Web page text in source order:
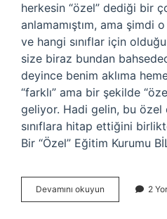
herkesin “özel” dediği bir
anlamamıştım, ama şimdi o
ve hangi sınıflar için
size biraz bundan
deyince benim aklıma
“farklı” ama bir şekilde
geliyor. Hadi gelin, bu özel
sınıflara hitap ettiğini
Bir “Özel” Eğitim Kurumu
Devamını okuyun
hangi
2